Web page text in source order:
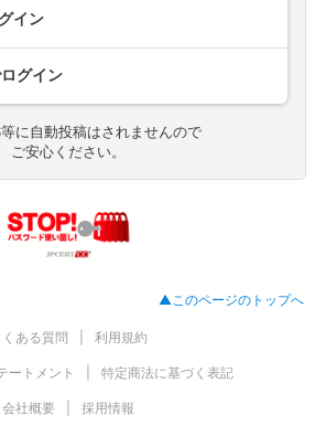
イン
グイン
に自動投稿はされませんので
ご安心ください。
▲このページのトップへ
くある質問 利用規約
ートメント 特定商法に基づく表記
会社概要 採用情報